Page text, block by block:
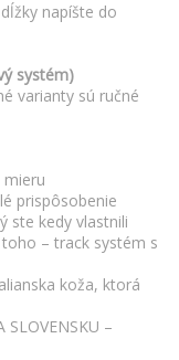
napíšte do
systém)
varianty sú ručné
prispôsobenie
ste kedy vlastnili
– track systém s
koža, ktorá
SLOVENSKU –